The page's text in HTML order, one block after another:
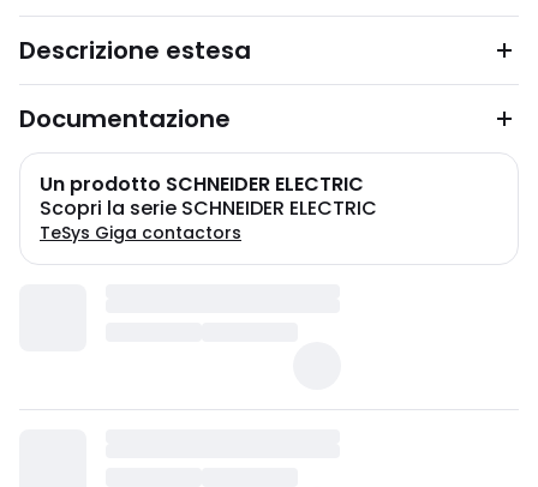
Descrizione estesa
Documentazione
Un prodotto SCHNEIDER ELECTRIC
Scopri la serie SCHNEIDER ELECTRIC
TeSys Giga contactors